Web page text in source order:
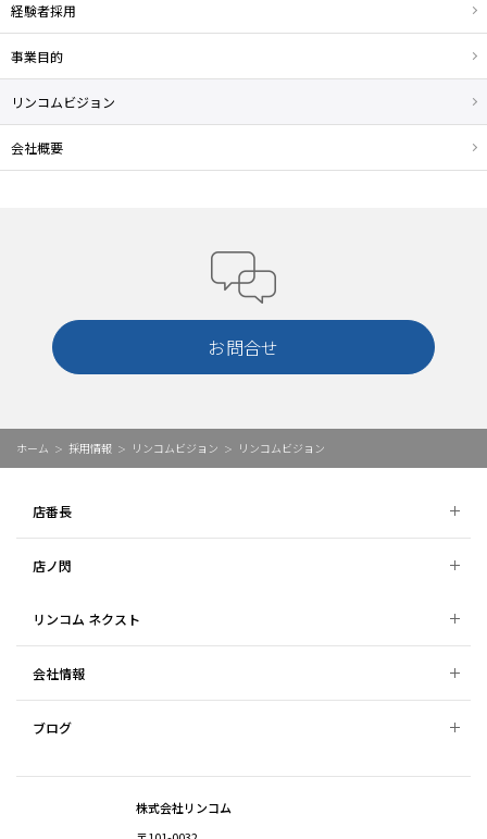
経験者採用
事業目的
リンコムビジョン
会社概要
お問合せ
ホーム 採用情報 リンコムビジョン リンコムビジョン
店番長
店ノ閃
リンコム ネクスト
会社情報
ブログ
株式会社リンコム